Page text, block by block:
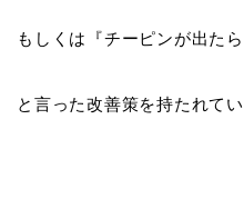
もしくは『チーピンが出た
と言った改善策を持たれて